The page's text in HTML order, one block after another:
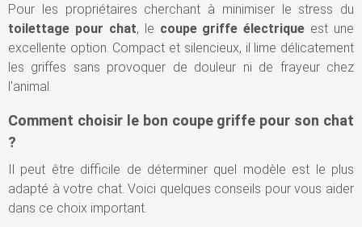
Pour les propriétaires cherchant à minimiser le stress du
toilettage pour chat, le coupe griffe électrique est une
excellente option. Compact et silencieux, il lime délicatement
les griffes sans provoquer de douleur ni de frayeur chez
l'animal.
Comment choisir le bon coupe griffe pour son chat
?
Il peut être difficile de déterminer quel modèle est le plus
adapté à votre chat. Voici quelques conseils pour vous aider
dans ce choix important.